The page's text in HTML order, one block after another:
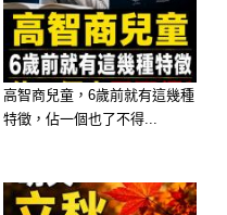
有個性 的人。
卻充滿熱情。你
妥協，就像硬糖
高智商兒童，6歲前就有這幾種
特徵，佔一個也了不得...